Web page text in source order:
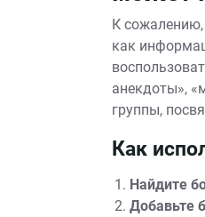
К сожалению,
как
анекдоты»,
группы,
Как
Найдите
Добавьте